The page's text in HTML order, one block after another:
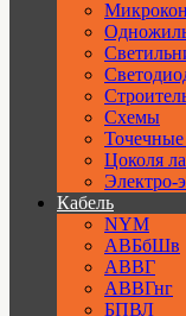
Схемы
Точечные
Цоколя
Электро-
Кабель
NYM
АВБбШв
АВВГ
АВВГнг
БПВЛ